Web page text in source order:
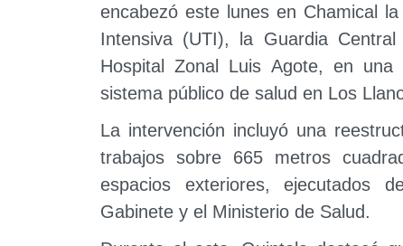
encabezó este lunes en Chamical
Intensiva (UTI), la Guardia
Hospital Zonal Luis Agote, en
sistema público de salud en Los
La intervención incluyó una
trabajos sobre 665 metros
espacios exteriores, ejecutados
Gabinete y el Ministerio de Salud.